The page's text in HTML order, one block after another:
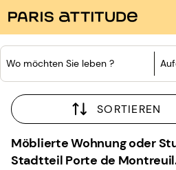
Wo möchten Sie leben ?
SORTIEREN
Möblierte Wohnung oder
Stadtteil Porte de